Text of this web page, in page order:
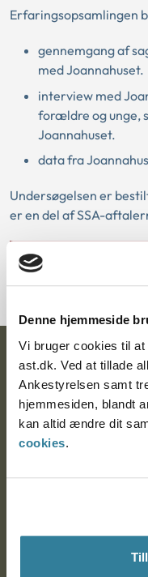
Denne hjemmeside
Vi bruger cookies til
ast.dk. Ved at tillade
Ankestyrelsen samt
hjemmesiden, blandt
kan altid ændre dit
cookies.
Erfaringsopsamlingen
gennemgang af
med Joannahuset.
interview med
forældre og unge,
Joannahuset.
data fra
Undersøgelsen er
er en del af SSA-
Ankestyrelsen
Postadresse:
Nytorv 7, 2. sal
9000 Aalborg
Ankestyrelsen